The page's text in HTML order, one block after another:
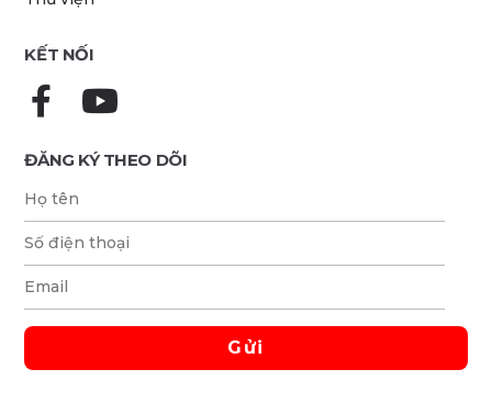
KẾT NỐI
ĐĂNG KÝ THEO DÕI